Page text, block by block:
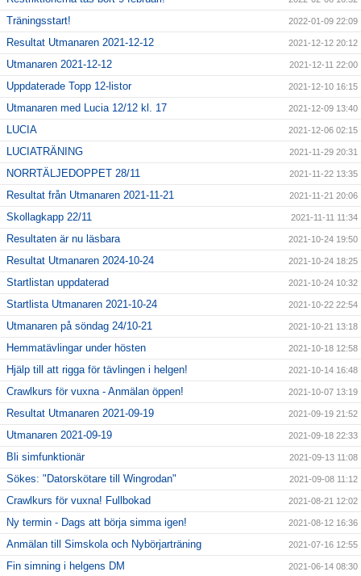
Träningsstart! 2022-01-09 22:09
Resultat Utmanaren 2021-12-12 2021-12-12 20:12
Utmanaren 2021-12-12 2021-12-11 22:00
Uppdaterade Topp 12-listor 2021-12-10 16:15
Utmanaren med Lucia 12/12 kl. 17 2021-12-09 13:40
LUCIA 2021-12-06 02:15
LUCIATRÄNING 2021-11-29 20:31
NORRTÄLJEDOPPET 28/11 2021-11-22 13:35
Resultat från Utmanaren 2021-11-21 2021-11-21 20:06
Skollagkapp 22/11 2021-11-11 11:34
Resultaten är nu läsbara 2021-10-24 19:50
Resultat Utmanaren 2024-10-24 2021-10-24 18:25
Startlistan uppdaterad 2021-10-24 10:32
Startlista Utmanaren 2021-10-24 2021-10-22 22:54
Utmanaren på söndag 24/10-21 2021-10-21 13:18
Hemmatävlingar under hösten 2021-10-18 12:58
Hjälp till att rigga för tävlingen i helgen! 2021-10-14 16:48
Crawlkurs för vuxna - Anmälan öppen! 2021-10-07 13:19
Resultat Utmanaren 2021-09-19 2021-09-19 21:52
Utmanaren 2021-09-19 2021-09-18 22:33
Bli simfunktionär 2021-09-13 11:08
Sökes: "Datorskötare till Wingrodan" 2021-09-08 11:12
Crawlkurs för vuxna! Fullbokad 2021-08-21 12:02
Ny termin - Dags att börja simma igen! 2021-08-12 16:36
Anmälan till Simskola och Nybörjarträning 2021-07-16 12:55
Fin simning i helgens DM 2021-06-14 08:30